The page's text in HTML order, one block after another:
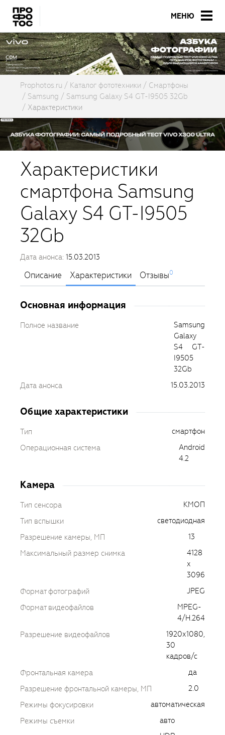
МЕНЮ
Prophotos.ru Каталог фототехники
Смартфоны
Samsung
Samsung Galaxy S4 GT-I9505 32Gb
Характеристики
Характеристики
смартфона Samsung
Galaxy S4 GT-I9505
32Gb
Дата анонса: 15.03.2013
Описание Характеристики Отзывы0
Основная информация
Полное название
Samsung
Galaxy
S4 GT-
I9505
32Gb
Дата анонса
15.03.2013
Общие характеристики
Тип
смартфон
Операционная система
Android
4.2
Камера
Тип сенсора
КМОП
Тип вспышки
светодиодная
Разрешение камеры, МП
13
Максимальный размер снимка
4128
x
3096
Формат фотографий
JPEG
Формат видеофайлов
MPEG-
4/H.264
Разрешение видеофайлов
1920х1080,
30
кадров/с
Фронтальная камера
да
Разрешение фронтальной камеры, МП
2.0
Режимы фокусировки
автоматическая
Режимы съемки
авто